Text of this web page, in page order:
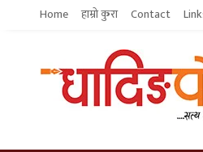
Home हाम्रो कुरा Contact